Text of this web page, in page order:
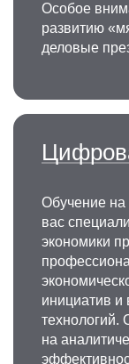
Особое
развитию
деловые
Обучение на
вас
экономики
инициатив
технологий.
на